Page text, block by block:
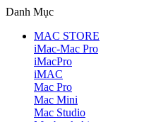
Danh Mục
MAC STORE
iMac-Mac Pro
iMacPro
iMAC
Mac Pro
Mac Mini
Mac Studio